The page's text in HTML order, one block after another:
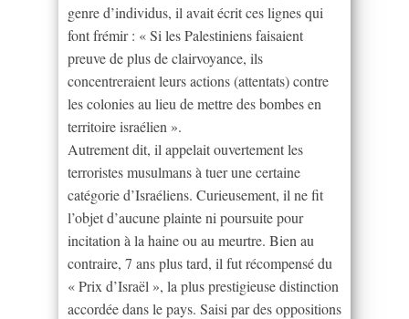
genre d’individus, il avait écrit ces lignes qui
font frémir : « Si les Palestiniens faisaient
preuve de plus de clairvoyance, ils
concentreraient leurs actions (attentats) contre
les colonies au lieu de mettre des bombes en
territoire israélien ».
Autrement dit, il appelait ouvertement les
terroristes musulmans à tuer une certaine
catégorie d’Israéliens. Curieusement, il ne fit
l’objet d’aucune plainte ni poursuite pour
incitation à la haine ou au meurtre. Bien au
contraire, 7 ans plus tard, il fut récompensé du
« Prix d’Israël », la plus prestigieuse distinction
accordée dans le pays. Saisi par des oppositions